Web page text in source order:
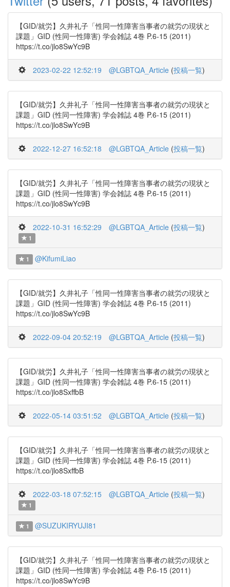
【GID/就労】久井礼子「性同一性障害当事者の就労の現状と
課題」GID (性同一性障害) 学会雑誌 4巻 P.6-15 (2011)
https://t.co/jlo8SwYc9B
2023-02-22 12:52:19 @LGBTQA_Article (投稿一覧)
【GID/就労】久井礼子「性同一性障害当事者の就労の現状と
課題」GID (性同一性障害) 学会雑誌 4巻 P.6-15 (2011)
https://t.co/jlo8SwYc9B
2022-12-27 16:52:18 @LGBTQA_Article (投稿一覧)
【GID/就労】久井礼子「性同一性障害当事者の就労の現状と
課題」GID (性同一性障害) 学会雑誌 4巻 P.6-15 (2011)
https://t.co/jlo8SwYc9B
2022-10-31 16:52:29 @LGBTQA_Article (投稿一覧)
1
1 @KifumiLiao
【GID/就労】久井礼子「性同一性障害当事者の就労の現状と
課題」GID (性同一性障害) 学会雑誌 4巻 P.6-15 (2011)
https://t.co/jlo8SwYc9B
2022-09-04 20:52:19 @LGBTQA_Article (投稿一覧)
【GID/就労】久井礼子「性同一性障害当事者の就労の現状と
課題」GID (性同一性障害) 学会雑誌 4巻 P.6-15 (2011)
https://t.co/jlo8SxffbB
2022-05-14 03:51:52 @LGBTQA_Article (投稿一覧)
【GID/就労】久井礼子「性同一性障害当事者の就労の現状と
課題」GID (性同一性障害) 学会雑誌 4巻 P.6-15 (2011)
https://t.co/jlo8SxffbB
2022-03-18 07:52:15 @LGBTQA_Article (投稿一覧)
1
1 @SUZUKIRYUJI81
【GID/就労】久井礼子「性同一性障害当事者の就労の現状と
課題」GID (性同一性障害) 学会雑誌 4巻 P.6-15 (2011)
https://t.co/jlo8SwYc9B